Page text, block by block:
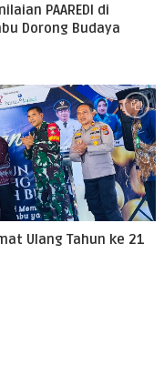
PAAREDI di
Dorong Budaya
Ulang Tahun ke 21